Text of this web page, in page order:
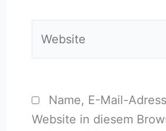
Name, E-Mail-
Website in diesem